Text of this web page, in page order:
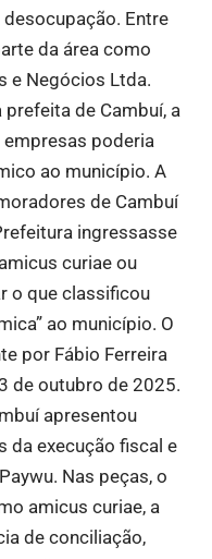
Entre
da área como
e Negócios Ltda.
de Cambuí, a
empresas poderia
ao município. A
de Cambuí
ingressasse
curiae ou
o que classificou
ao município. O
por Fábio Ferreira
de outubro de 2025.
apresentou
da execução fiscal e
Nas peças, o
amicus curiae, a
de conciliação,